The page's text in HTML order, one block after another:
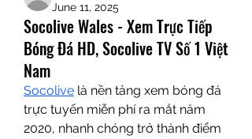
June 11, 2025
Socolive Wales - Xem Trực Tiếp
Bóng Đá HD, Socolive TV Số 1 Việt
Nam
Socolive là nền tảng xem bóng đá
trực tuyến miễn phí ra mắt năm
2020, nhanh chóng trở thành điểm